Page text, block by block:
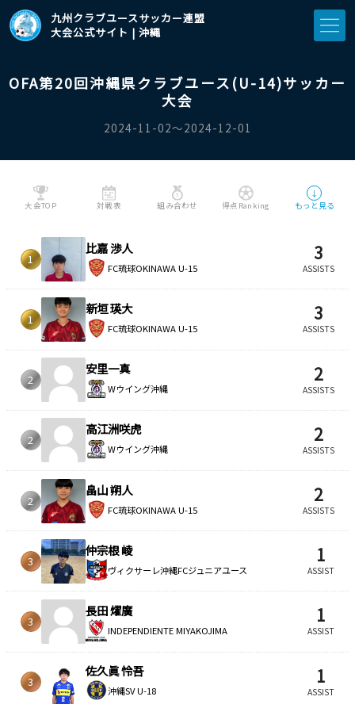
九州クラブユースサッカー連盟
大会公式サイト | 沖縄
OFA第20回沖縄県クラブユース(U-14)サッカー
大会
2024-11-02〜2024-12-01
大会TOP 対戦表 組み合わせ 得点Ranking
↓
もっと見る
1
比嘉 渉人
FC琉球OKINAWA U-15
3
ASSISTS
1
新垣 瑛大
FC琉球OKINAWA U-15
3
ASSISTS
2
安里一真
Wウイング沖縄
2
ASSISTS
2
高江洲咲虎
Wウイング沖縄
2
ASSISTS
2
畠山 朔人
FC琉球OKINAWA U-15
2
ASSISTS
3
仲宗根 崚
ヴィクサーレ沖縄FCジュニアユース
1
ASSIST
3
長田 燿廣
INDEPENDIENTE MIYAKOJIMA
1
ASSIST
3
佐久眞 怜吾
沖縄SV U-18
1
ASSIST